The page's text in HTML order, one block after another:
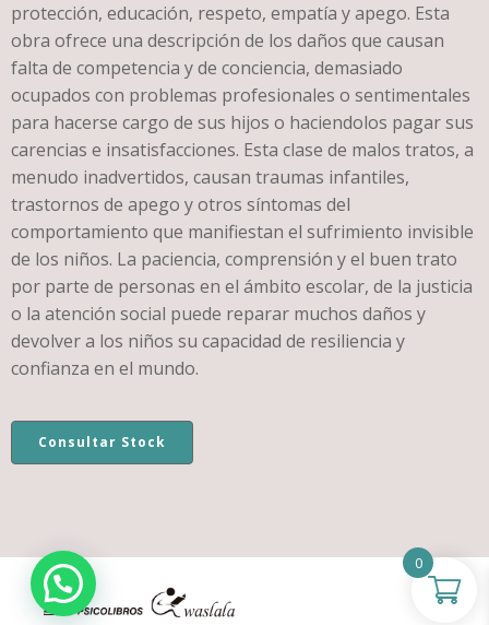
protección, educación, respeto, empatía y apego. Esta
obra ofrece una descripción de los daños que causan
falta de competencia y de conciencia, demasiado
ocupados con problemas profesionales o sentimentales
para hacerse cargo de sus hijos o haciendolos pagar sus
carencias e insatisfacciones. Esta clase de malos tratos, a
menudo inadvertidos, causan traumas infantiles,
trastornos de apego y otros síntomas del
comportamiento que manifiestan el sufrimiento invisible
de los niños. La paciencia, comprensión y el buen trato
por parte de personas en el ámbito escolar, de la justicia
o la atención social puede reparar muchos daños y
devolver a los niños su capacidad de resiliencia y
confianza en el mundo.
Consultar Stock
0